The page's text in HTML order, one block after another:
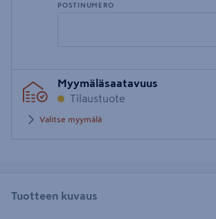
POSTINUMERO
postinumero
Myymäläsaatavuus
Tilaustuote
Valitse myymälä
Tuotteen kuvaus